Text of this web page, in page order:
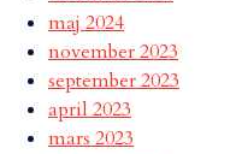
maj 2024
november 2023
september 2023
april 2023
mars 2023